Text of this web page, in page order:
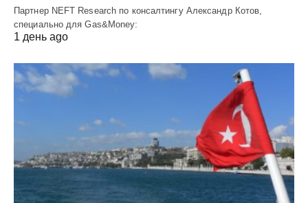
Партнер NEFT Research по консалтингу Александр Котов,
специально для Gas&Money:
1 день ago